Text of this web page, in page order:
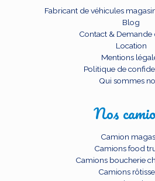
Fabricant de véhicules
Blog
Contact & Demande
Location
Mentions
Politique de
Qui sommes
Nos
Camion
Camions food
Camions boucherie
Camions